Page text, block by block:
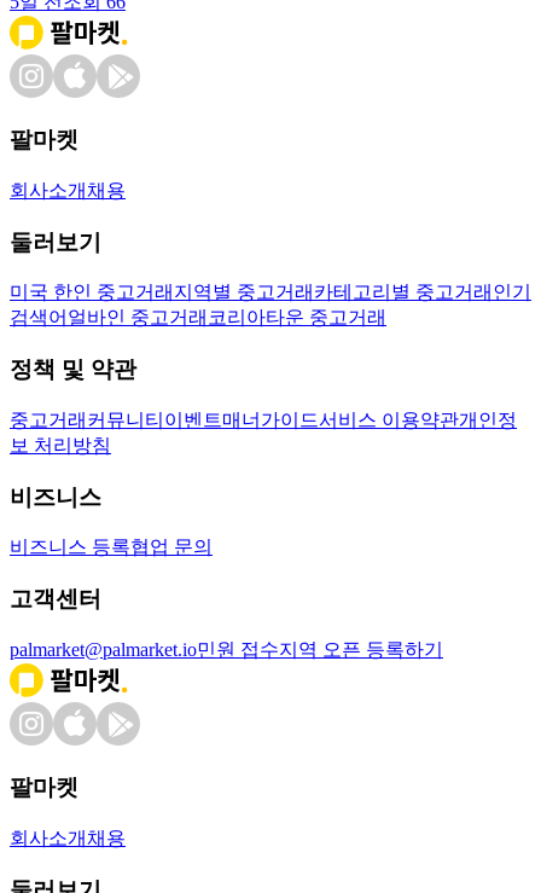
팔마켓
회사소개 채용
둘러보기
미국 한인 중고거래 지역별 중고거래 카테고리별 중고거래 인기
검색어 얼바인 중고거래 코리아타운 중고거래
정책 및 약관
중고거래 커뮤니티 이벤트매너가이드서비스 이용약관개인정
보 처리방침
비즈니스
비즈니스 등록협업 문의
고객센터
palmarket@palmarket.io민원 접수지역 오픈 등록하기
팔마켓
회사소개 채용